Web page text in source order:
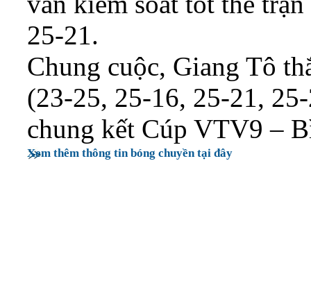
25-21.
Chung cuộc, Giang Tô
(23-25, 25-16, 25-21,
chung kết Cúp VTV9 –
Xem thêm thông tin bóng chuyền tại đây